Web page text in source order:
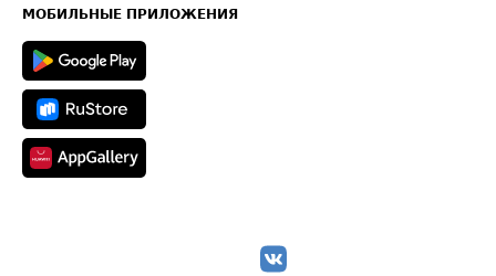
Техническая информация
МОБИЛЬНЫЕ ПРИЛОЖЕНИЯ